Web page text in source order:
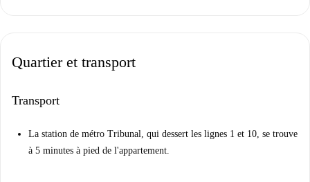
Quartier et transport
Transport
La station de métro Tribunal, qui dessert les lignes 1 et 10, se trouve
à 5 minutes à pied de l'appartement.